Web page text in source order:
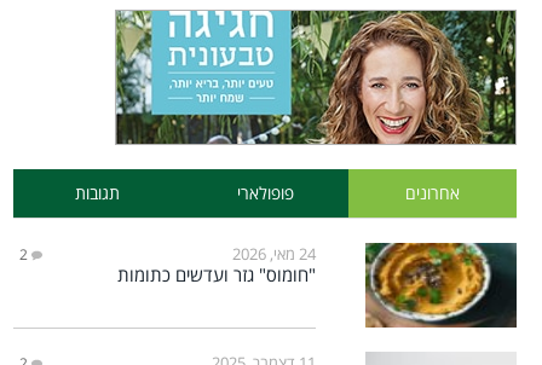
אחרונים פופולארי תגובות
24 מאי, 2026 2
"חומוס" גזר ועדשים כתומות